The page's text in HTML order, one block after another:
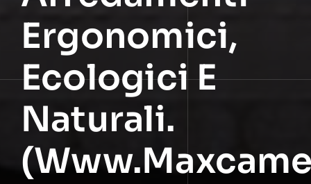
Ergonomici,
Ecologici E
Naturali.